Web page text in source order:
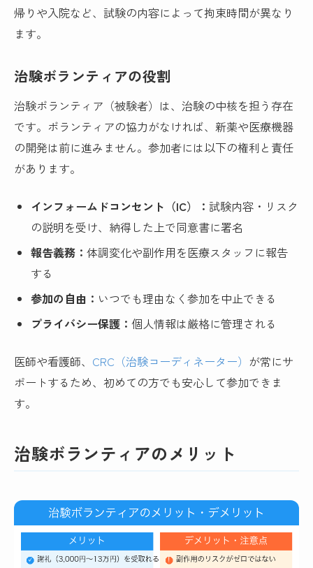
帰りや入院など、試験の内容によって拘束時間が異なり
ます。
治験ボランティアの役割
治験ボランティア（被験者）は、治験の中核を担う存在
です。ボランティアの協力がなければ、新薬や医療機器
の開発は前に進みません。参加者には以下の権利と責任
があります。
インフォームドコンセント（IC）：試験内容・リスク
の説明を受け、納得した上で同意書に署名
報告義務：体調変化や副作用を医療スタッフに報告
する
参加の自由： いつでも理由なく参加を中止できる
プライバシー保護：個人情報は厳格に管理される
医師や看護師、 CRC（治験コーディネーター） が常にサ
ポートするため、初めての方でも安心して参加できま
す。
治験ボランティアのメリット